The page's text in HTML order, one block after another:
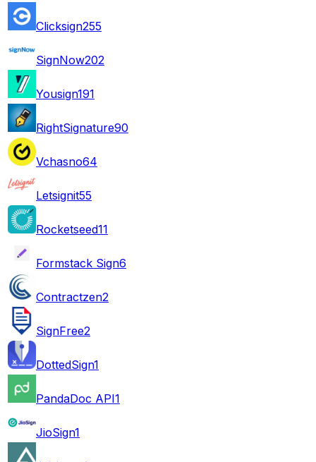
Clicksign255
SignNow202
Yousign191
RightSignature90
Vchasno64
Letsignit55
Rocketseed11
Formstack Sign6
Contractzen2
SignFree2
DottedSign1
PandaDoc API1
JioSign1